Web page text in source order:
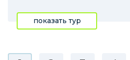
показать тур